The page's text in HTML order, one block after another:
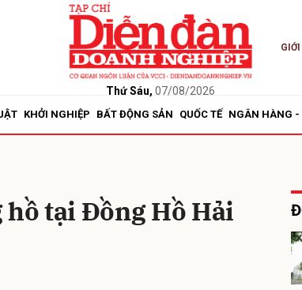
Thứ Sáu, 07/08/2026
KHỞI NGHIỆP BẤT ĐỘNG SẢN QUỐC TẾ NGÂN HÀNG -
hồ tại Đồng Hồ Hải